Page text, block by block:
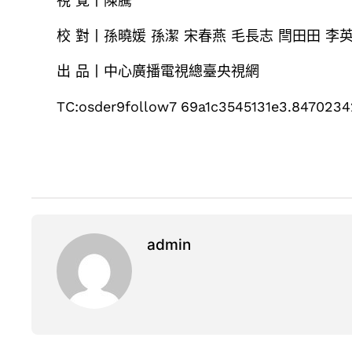
校 對丨孫曉媛 孫潔 宋春燕 毛長志 閆田田 李
出 品丨中心廣播電視總臺央視網
TC:osder9follow7
admin